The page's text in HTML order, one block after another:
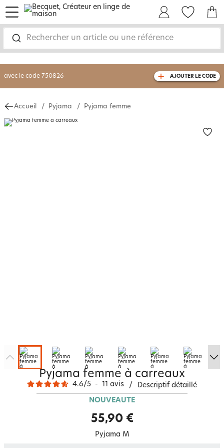
Rechercher un article ou une référence
menu
-30% sur votre commandedès 2 articles
livraison GRATUITEdès 110€ d'achat
avec le code 750826 AJOUTER LE CODE
Accueil Pyjama Pyjama femme
Pyjama femme à carreaux
4.6/5 - 11 avis / Descriptif détaillé
NOUVEAUTÉ
55,90 €
Pyjama M